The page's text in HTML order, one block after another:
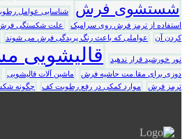
شستشوی فرش شناسایی عوامل
استفاده از ترمز فرش روی سرامیک
علت شکستگی فرش
کردن آن
عواملی که باعث رنگ پریدگی فرش می شوند
نور خورشید قرار ندهید قالیشویی
دوزی برای مقا.مت حاشیه فرش
ماشین آلات قالیشویی
ترمز فرش
موارد کمکی در رفع رطوبت کف چگونه